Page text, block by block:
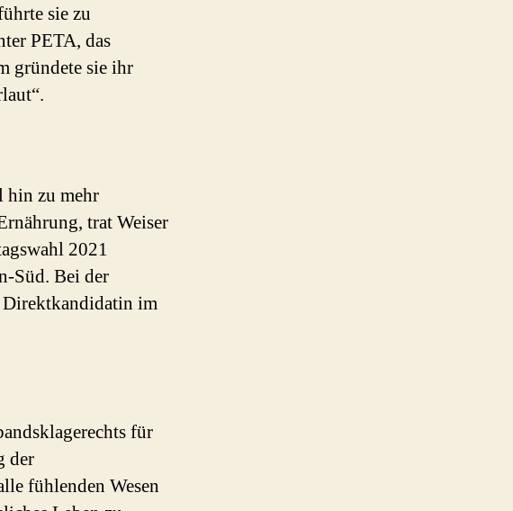
sie zu
PETA, das
gründete sie ihr
hin zu mehr
trat Weiser
2021
Süd. Bei der
Direktkandidatin im
für
der
fühlenden Wesen